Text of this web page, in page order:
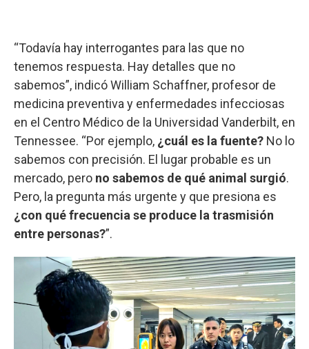
“Todavía hay interrogantes para las que no
tenemos respuesta. Hay detalles que no
sabemos”, indicó William Schaffner, profesor de
medicina preventiva y enfermedades infecciosas
en el Centro Médico de la Universidad Vanderbilt, en
Tennessee. “Por ejemplo, ¿cuál es la fuente? No lo
sabemos con precisión. El lugar probable es un
mercado, pero no sabemos de qué animal surgió.
Pero, la pregunta más urgente y que presiona es
¿con qué frecuencia se produce la trasmisión
entre personas?”.